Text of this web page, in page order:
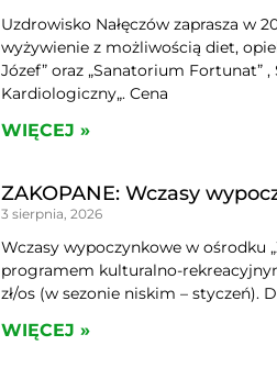
Uzdrowisko Nałęczów zaprasza w
wyżywienie z możliwością diet,
Józef” oraz „Sanatorium Fortunat”
Kardiologiczny„. Cena
WIĘCEJ »
ZAKOPANE: Wczasy
3 sierpnia, 2026
Wczasy wypoczynkowe w ośrodku
programem kulturalno-
zł/os (w sezonie niskim – styczeń).
WIĘCEJ »